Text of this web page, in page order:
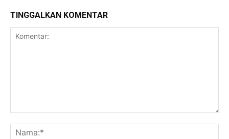
TINGGALKAN KOMENTAR